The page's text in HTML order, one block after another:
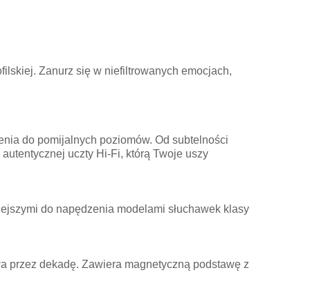
Zanurz się w niefiltrowanych emocjach,
do pomijalnych poziomów. Od subtelności
uczty Hi-Fi, którą Twoje uszy
do napędzenia modelami słuchawek klasy
przez dekadę. Zawiera magnetyczną podstawę z